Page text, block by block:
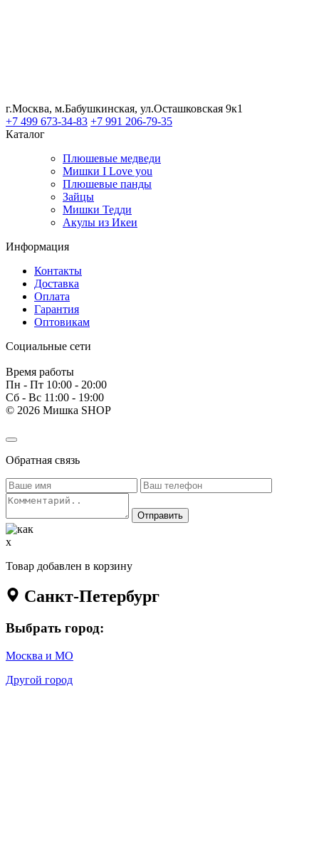
г.Москва, м.Бабушкинская, ул.Осташковская 9к1
+7 499 673-34-83 +7 991 206-79-35
Каталог
Плюшевые медведи
Мишки I Love you
Плюшевые панды
Зайцы
Мишки Тедди
Акулы из Икеи
Информация
Контакты
Доставка
Оплата
Гарантия
Оптовикам
Социальные сети
Время работы
Пн - Пт 10:00 - 20:00
Сб - Вс 11:00 - 19:00
© 2026 Мишка SHOP
Обратная связь
x
Товар добавлен в корзину
Санкт-Петербург
Выбрать город:
Москва и МО
Другой город